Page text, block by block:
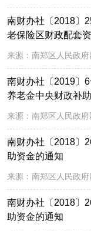
南财办社〔2018〕
老保险区财政配套
来源： 南郑区人民政府
南财办社〔2019〕
养老金中央财政补
来源： 南郑区人民政府
南财办社〔2018〕
助资金的通知
来源： 南郑区人民政府
南财办社〔2018〕
助资金的通知